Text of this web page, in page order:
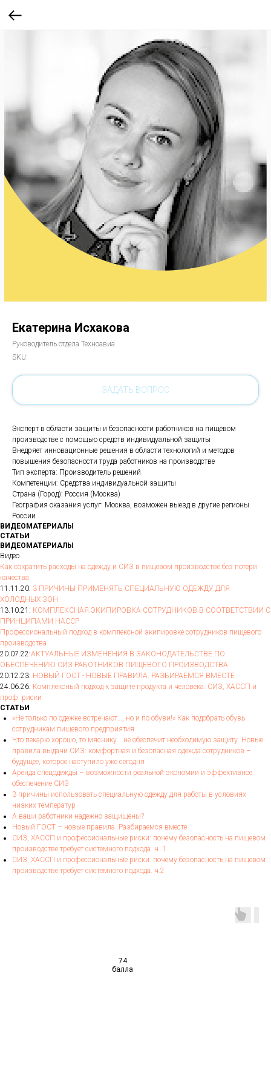
Екатерина Исхакова
Руководитель отдела Техноавиа
SKU:
ЗАДАТЬ ВОПРОС
Эксперт в области защиты и безопасности работников на пищевом
производстве с помощью средств индивидуальной защиты
Внедряет инновационные решения в области технологий и методов
повышения безопасности труда работников на производстве
Тип эксперта: Производитель решений
Компетенции: Средства индивидуальной защиты
Страна (Город): Россия (Москва)
География оказания услуг: Москва, возможен выезд в другие регионы
России
ВИДЕОМАТЕРИАЛЫ
СТАТЬИ
ВИДЕОМАТЕРИАЛЫ
Видео
Как сократить расходы на одежду и СИЗ в пищевом производстве без потери
качества
11.11.20: 3 ПРИЧИНЫ ПРИМЕНЯТЬ СПЕЦИАЛЬНУЮ ОДЕЖДУ ДЛЯ
ХОЛОДНЫХ ЗОН
13.10.21: КОМПЛЕКСНАЯ ЭКИПИРОВКА СОТРУДНИКОВ В СООТВЕТСТВИИ С
ПРИНЦИПАМИ HACCP
Профессиональный подход в комплексной экипировке сотрудников пищевого
производства
20.07.22:АКТУАЛЬНЫЕ ИЗМЕНЕНИЯ В ЗАКОНОДАТЕЛЬСТВЕ ПО
ОБЕСПЕЧЕНИЮ СИЗ РАБОТНИКОВ ПИЩЕВОГО ПРОИЗВОДСТВА
20.12.23: НОВЫЙ ГОСТ - НОВЫЕ ПРАВИЛА. РАЗБИРАЕМСЯ ВМЕСТЕ
24.06.26: Комплексный подход к защите продукта и человека. СИЗ, ХАССП и
проф. риски
СТАТЬИ
«Не только по одежке встречают…, но и по обуви!» Как подобрать обувь
сотрудникам пищевого предприятия
Что пекарю хорошо, то мяснику… не обеспечит необходимую защиту. Новые
правила выдачи СИЗ: комфортная и безопасная одежда сотрудников –
будущее, которое наступило уже сегодня
Аренда спецодежды – возможности реальной экономии и эффективное
обеспечение СИЗ
3 причины использовать специальную одежду для работы в условиях
низких температур
А ваши работники надежно защищены?
Новый ГОСТ – новые правила. Разбираемся вместе
СИЗ, ХАССП и профессиональные риски: почему безопасность на пищевом
производстве требует системного подхода. ч. 1
СИЗ, ХАССП и профессиональные риски: почему безопасность на пищевом
производстве требует системного подхода. ч.2
74
балла